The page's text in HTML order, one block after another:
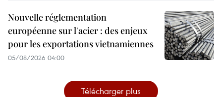
Nouvelle réglementation
européenne sur l'acier : des enjeux
pour les exportations vietnamiennes
05/08/2026 04:00
Télécharger plus